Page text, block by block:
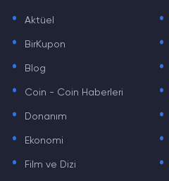
. Aktüel .
. BirKupon .
. Blog .
. Coin - Coin Haberleri .
. Donanım .
. Ekonomi .
. Film ve Dizi .